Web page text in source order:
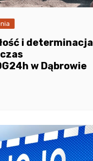
i determinacja
w Dąbrowie